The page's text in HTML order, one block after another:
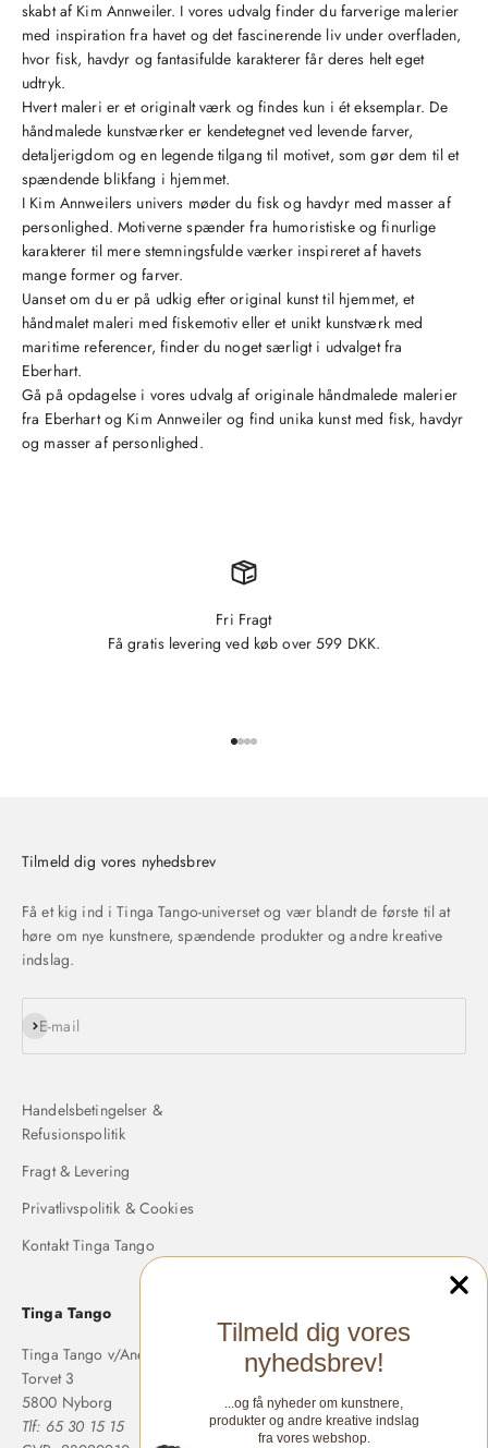
skabt af Kim Annweiler. I vores udvalg finder du farverige malerier
med inspiration fra havet og det fascinerende liv under overfladen,
hvor fisk, havdyr og fantasifulde karakterer får deres helt eget
udtryk.
Hvert maleri er et originalt værk og findes kun i ét eksemplar. De
håndmalede kunstværker er kendetegnet ved levende farver,
detaljerigdom og en legende tilgang til motivet, som gør dem til et
spændende blikfang i hjemmet.
I Kim Annweilers univers møder du fisk og havdyr med masser af
personlighed. Motiverne spænder fra humoristiske og finurlige
karakterer til mere stemningsfulde værker inspireret af havets
mange former og farver.
Uanset om du er på udkig efter original kunst til hjemmet, et
håndmalet maleri med fiskemotiv eller et unikt kunstværk med
maritime referencer, finder du noget særligt i udvalget fra
Eberhart.
Gå på opdagelse i vores udvalg af originale håndmalede malerier
fra Eberhart og Kim Annweiler og find unika kunst med fisk, havdyr
og masser af personlighed.
Fri Fragt
Få gratis levering ved køb over 599 DKK.
Gå til element 1
Gå til element 2
Gå til element 3
Gå til element 4
Tilmeld dig vores nyhedsbrev
Få et kig ind i Tinga Tango-universet og vær blandt de første til at
høre om nye kunstnere, spændende produkter og andre kreative
indslag.
E-mail
Abonnér
Handelsbetingelser &
Refusionspolitik
Fragt & Levering
Privatlivspolitik & Cookies
Kontakt Tinga Tango
Tinga Tango
Tinga Tango v/Anette Langholm
Torvet 3
5800 Nyborg
Tlf: 65 30 15 15
Tilmeld dig vores
nyhedsbrev!
...og få nyheder om kunstnere,
produkter og andre kreative indslag
fra vores webshop.